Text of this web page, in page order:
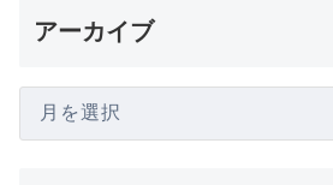
アーカイブ